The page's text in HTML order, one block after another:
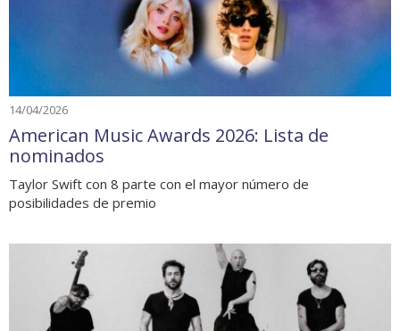
14/04/2026
American Music Awards 2026: Lista de
nominados
Taylor Swift con 8 parte con el mayor número de
posibilidades de premio